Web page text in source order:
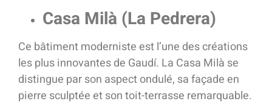
Casa Milà (La Pedrera)
Ce bâtiment moderniste est l’une des créations
les plus innovantes de Gaudí. La Casa Milà se
distingue par son aspect ondulé, sa façade en
pierre sculptée et son toit-terrasse remarquable.